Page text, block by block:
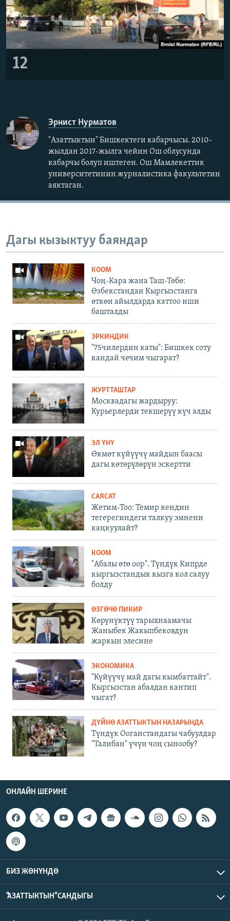
12
Эрнист Нурматов
"Азаттыктын" Бишкектеги кабарчысы. 2010-
жылдан 2017-жылга чейин Ош облусунда
кабарчы болуп иштеген. Ош Мамлекеттик
университетинин журналистика факультетин
аяктаган.
Дагы кызыктуу баяндар
КООМ
Чоң-Кара жана Таш-Төбө:
Өзбекстандан Кыргызстанга
өткөн айылдарда каттоо иши
башталды
ЭРКИНДИК
"75чилердин каты": Бишкек соту
кандай чечим чыгарат?
ЖУРТТАШТАР
Москвадагы жардыруу:
Курьерлерди текшерүү күч алды
ЭЛ ҮНҮ
Өкмөт күйүүчү майдын баасы
дагы көтөрүлөрүн эскертти
САЯСАТ
Жетим-Тоо: Темир кендин
тегерегиндеги талкуу эмнени
каңкуулайт?
КООМ
"Абалы өтө оор". Түндүк Кипрде
кыргызстандык кызга кол салуу
болду
ӨЗГӨЧӨ ПИКИР
Көрүнүктүү тарыхнаамачы
Жаныбек Жакыпбековдун
жаркын элесине
ЭКОНОМИКА
"Күйүүчү май дагы кымбаттайт".
Кыргызстан абалдан кантип
чыгат?
ДҮЙНӨ АЗАТТЫКТЫН НАЗАРЫНДА
Түндүк Ооганстандагы чабуулдар
"Талибан" үчүн чоң сынообу?
ОНЛАЙН ШЕРИНЕ
БИЗ ЖӨНҮНДӨ
"АЗАТТЫКТЫН" САНДЫГЫ